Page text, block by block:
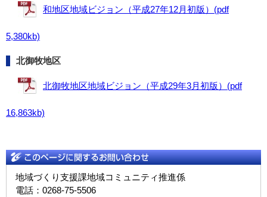
和地区地域ビジョン（平成27年12月初版）(pdf
5,380kb)
北御牧地区
北御牧地区地域ビジョン（平成29年3月初版）(pdf
16,863kb)
地域づくり支援課地域コミュニティ推進係
電話：0268-75-5506